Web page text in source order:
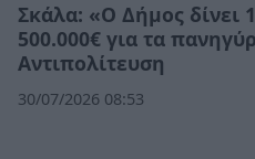
Σκάλα: «Ο Δήμος δίνει
500.000€ για τα
Αντιπολίτευση
30/07/2026 08:53